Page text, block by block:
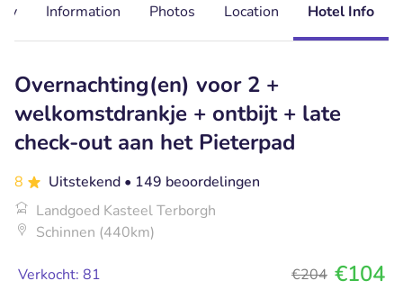
Information Photos Location Hotel Info
Overnachting(en) voor 2 +
welkomstdrankje + ontbijt + late
check-out aan het Pieterpad
8 Uitstekend • 149 beoordelingen
Landgoed Kasteel Terborgh
Schinnen (440km)
Verkocht: 81 €204 €104